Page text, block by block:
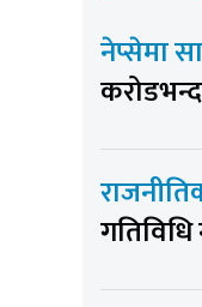
नेप्सेमा